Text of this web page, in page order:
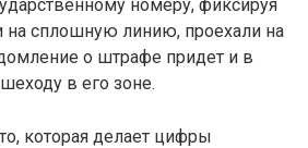
номеру, фиксируя
на сплошную линию, проехали на
о штрафе придет и в
в его зоне.
которая делает цифры